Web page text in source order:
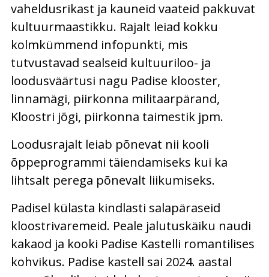
vaheldusrikast ja kauneid vaateid pakkuvat
kultuurmaastikku. Rajalt leiad kokku
kolmkümmend infopunkti, mis
tutvustavad sealseid kultuuriloo- ja
loodusväärtusi nagu Padise klooster,
linnamägi, piirkonna militaarpärand,
Kloostri jõgi, piirkonna taimestik jpm.
Loodusrajalt leiab põnevat nii kooli
õppeprogrammi täiendamiseks kui ka
lihtsalt perega põnevalt liikumiseks.
Padisel külasta kindlasti salapäraseid
kloostrivaremeid. Peale jalutuskäiku naudi
kakaod ja kooki Padise Kastelli romantilises
kohvikus. Padise kastell sai 2024. aastal